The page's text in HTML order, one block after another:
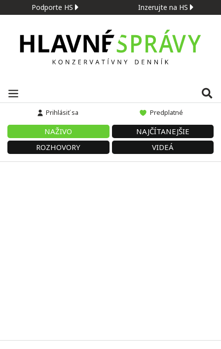
Podporte HS Inzerujte na HS
Prihlásiť sa Predplatné
NAŽIVO
NAJČÍTANEJŠIE
ROZHOVORY
VIDEÁ